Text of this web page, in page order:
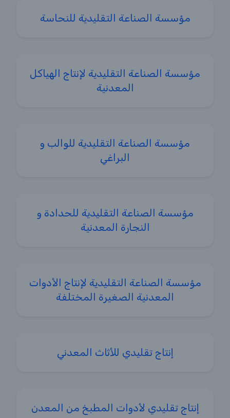
مؤسسة الصناعة التقليدية للنحاسة
مؤسسة الصناعة التقليدية لإنتاج الهياكل
المعدنية
مؤسسة الصناعة التقليدية للوالب و
البراغي
مؤسسة الصناعة التقليدية للحدادة و
النجارة المعدنية
مؤسسة الصناعة التقليدية لإنتاج الأدوات
المعدنية الصغيرة المختلفة
إنتاج تقليدي للأثاث المعدني
إنتاج تقليدي لأدوات المطبخ من المعدن